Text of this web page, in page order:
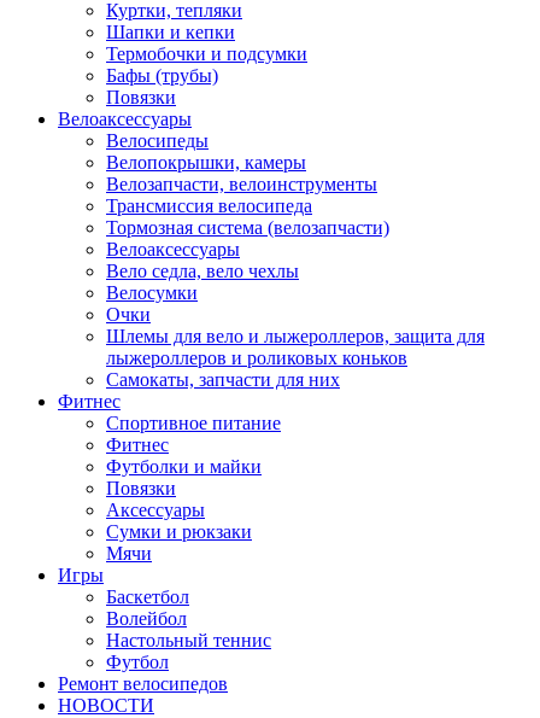
Куртки, тепляки
Шапки и кепки
Термобочки и подсумки
Бафы (трубы)
Повязки
Велоаксессуары
Велосипеды
Велопокрышки, камеры
Велозапчасти, велоинструменты
Трансмиссия велосипеда
Тормозная система (велозапчасти)
Велоаксессуары
Вело седла, вело чехлы
Велосумки
Очки
Шлемы для вело и лыжероллеров, защита для
лыжероллеров и роликовых коньков
Самокаты, запчасти для них
Фитнес
Спортивное питание
Фитнес
Футболки и майки
Повязки
Аксессуары
Сумки и рюкзаки
Мячи
Игры
Баскетбол
Волейбол
Настольный теннис
Футбол
Ремонт велосипедов
НОВОСТИ